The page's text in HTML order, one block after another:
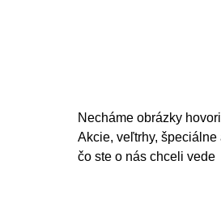
Necháme obrázky
Akcie, veľtrhy,
čo ste o nás chceli vede